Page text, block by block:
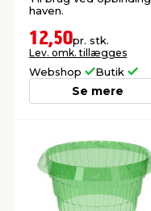
haven.
12,50pr. stk.
Lev. omk. tillægges
Webshop Butik
Se mere